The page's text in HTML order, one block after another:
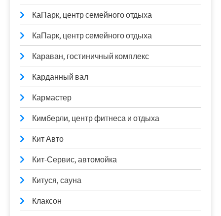
КаПарк, центр семейного отдыха
КаПарк, центр семейного отдыха
Караван, гостиничный комплекс
Карданный вал
Кармастер
Кимберли, центр фитнеса и отдыха
Кит Авто
Кит-Сервис, автомойка
Китуся, сауна
Клаксон